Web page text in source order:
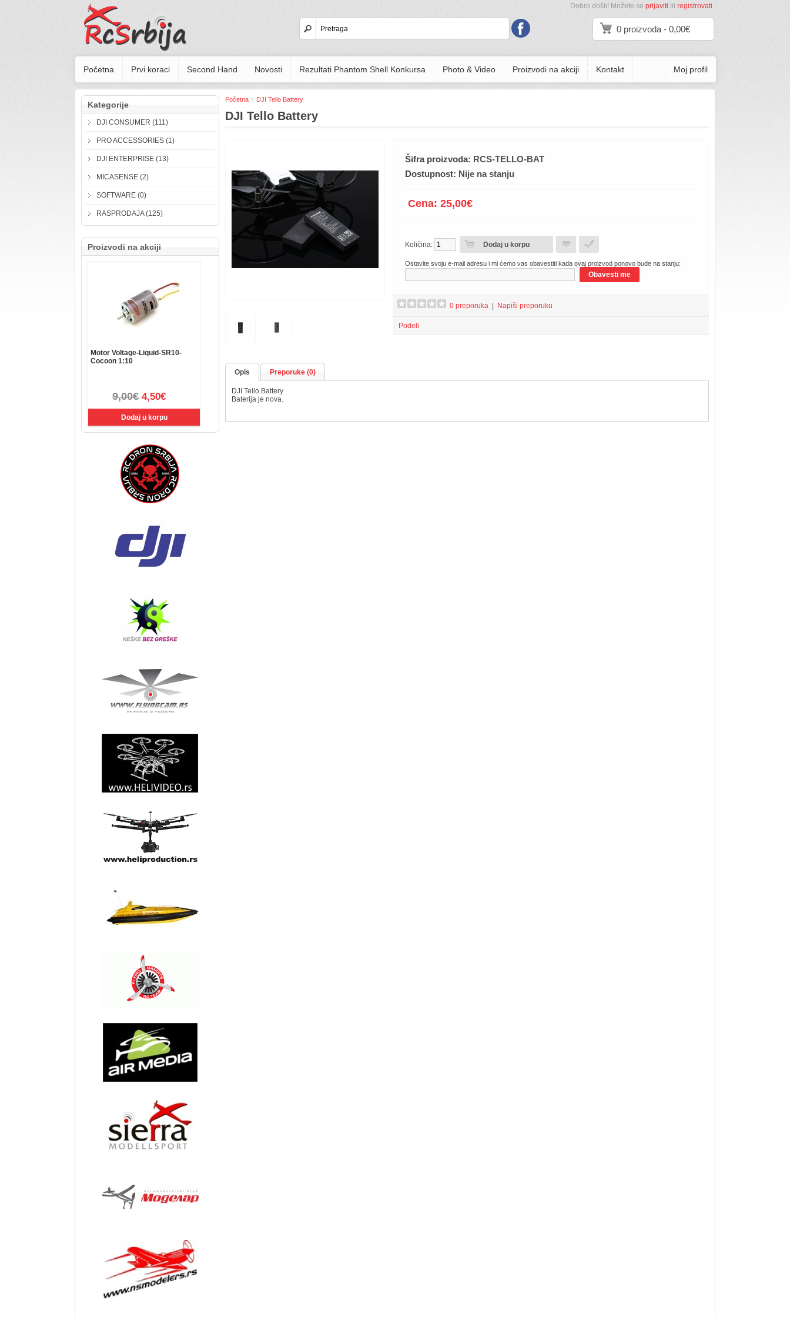
0 proizvoda - 0,00€
Dobro došli! Možete se prijaviti ili registrovati.
Početna Prvi koraci Second Hand Novosti Rezultati Phantom Shell Konkursa Photo & Video Proizvodi na akciji Kontakt Moj profil
Kategorije
DJI CONSUMER (111)
PRO ACCESSORIES (1)
DJI ENTERPRISE (13)
MICASENSE (2)
SOFTWARE (0)
RASPRODAJA (125)
Proizvodi na akciji
Motor Voltage-Liquid-SR10-
Cocoon 1:10
9,00€ 4,50€
Početna » DJI Tello Battery
DJI Tello Battery
Šifra proizvoda: RCS-TELLO-BAT
Dostupnost: Nije na stanju
Cena: 25,00€
Količina:
Ostavite svoju e-mail adresu i mi ćemo vas obavestiti kada ovaj proizvod ponovo bude na stanju:
Obavesti me
0 preporuka Napiši preporuku
Podeli
Opis Preporuke (0)
DJI Tello Battery
Baterija je nova.